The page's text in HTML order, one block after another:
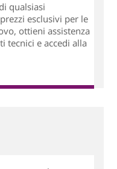
qualsiasi
esclusivi per le
ottieni assistenza
tecnici e accedi alla